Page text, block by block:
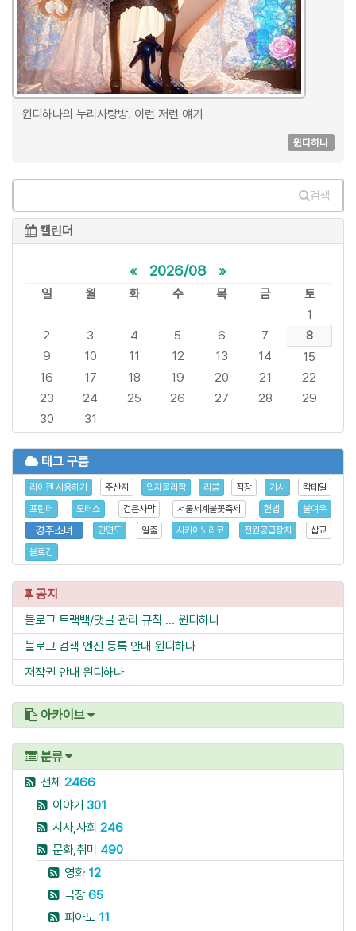
윈디하나의 누리사랑방. 이런 저런 얘기
윈디하나
검색
캘린더
« 2026/08 »
일 월 화 수 목 금
토
1
2
3 4 5 6 7
8
9
10 11 12 13 14
15
16
17 18 19 20 21
22
23
24 25 26 27 28
29
30
31
태그 구름
라이젠 사용하기 주산지 입자물리학 리콜 직장 가사
칵테일
프린터
모터쇼 검은사막 서울세계불꽃축제 헌법 불여우
경주소녀 안면도 일출 사카이노리코 전원공급장치
삽교
블로깅
공지
블로그 트랙백/댓글 관리 규칙 ... 윈디하나
블로그 검색 엔진 등록 안내 윈디하나
저작권 안내 윈디하나
아카이브
분류
전체 2466
이야기 301
시사,사회 246
문화,취미 490
영화 12
극장65
피아노 11